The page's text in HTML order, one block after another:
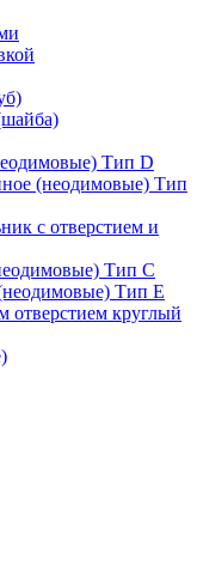
Тип D
(неодимовые) Тип
с отверстием и
Тип С
Тип Е
отверстием круглый